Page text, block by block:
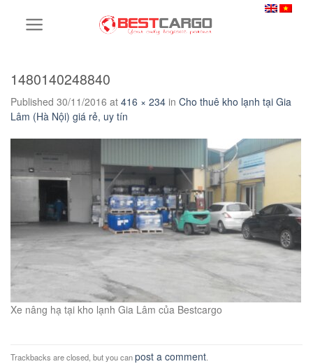
1480140248840
Published 30/11/2016 at 416 × 234 in Cho thuê kho lạnh tại Gia
Lâm (Hà Nội) giá rẻ, uy tín
Xe nâng hạ tại kho lạnh Gia Lâm của Bestcargo
Trackbacks are closed, but you canpost a comment